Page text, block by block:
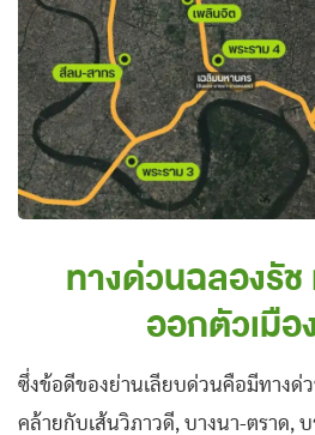
ทางด่วนฉลองรัช
ออกตัวเมือ
ซึ่งข้อดีของย่านเลียบด่วนคือมีทางด่
คล้ายกับเส้นวิภาวดี, บางนา-ตราด,